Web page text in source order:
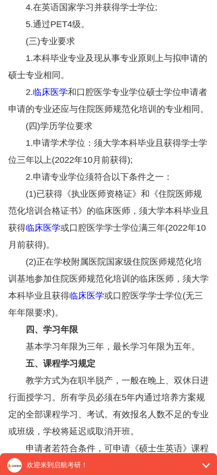
4.在英语国家学习并获得学士学位;
5.通过PET4级。
(三)专业要求
1.本科毕业专业及现从事专业原则上与拟申请的
硕士专业相同。
2.临床医学和口腔医学专业学位硕士学位申请者
申请的专业还应与住院医师规范化培训的专业相同。
(四)学历学位要求
1.申请学术学位：须大学本科毕业且获得学士学
位三年以上(2022年10月前获得);
2.申请专业学位须符合以下条件之一：
(1)已获得《执业医师资格证》和《住院医师规
范化培训合格证书》的临床医师，须大学本科毕业且
获得临床医学或口腔医学学士学位满三年(2022年10
月前获得)。
(2)正在学校附属医院国家级住院医师规范化培
训基地参加住院医师规范化培训的临床医师，须大学
本科毕业且获得临床医学或口腔医学学士学位(无三
年年限要求)。
四、学习年限
基本学习年限为三年，最长学习年限为五年。
五、课程学习规定
教学方式为在职半脱产，一般在晚上、双休日进
行面授学习。所有学员必须在5年内通过培养方案规
定的全部课程学习、考试。有效报名人数不足的专业
或班级，学校将延迟或取消开班。
申请者若符合条件，可申请《硕士生英语》课程
免修免考，成绩按80分计。